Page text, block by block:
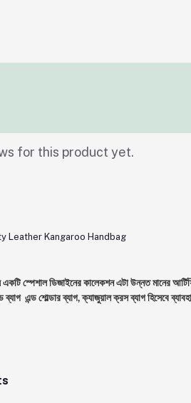
for this product yet.
Leather Kangaroo Handbag
স্পেশাল ডিজাইনের কালেকশন এটা উন্নত মানের
ব্যাগ এন্ড শোল্ডার ব্যাগ, ক্যাজুয়াল ক্রস ব্যাগ হিসেবে